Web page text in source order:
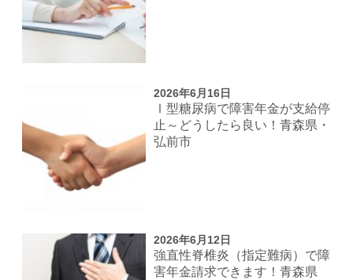
2026年6月16日
Ⅰ型糖尿病で障害年金が支給停
止～どうしたら良い！青森県・
弘前市
2026年6月12日
強直性脊椎炎（指定難病）で障
害年金請求できます！青森県